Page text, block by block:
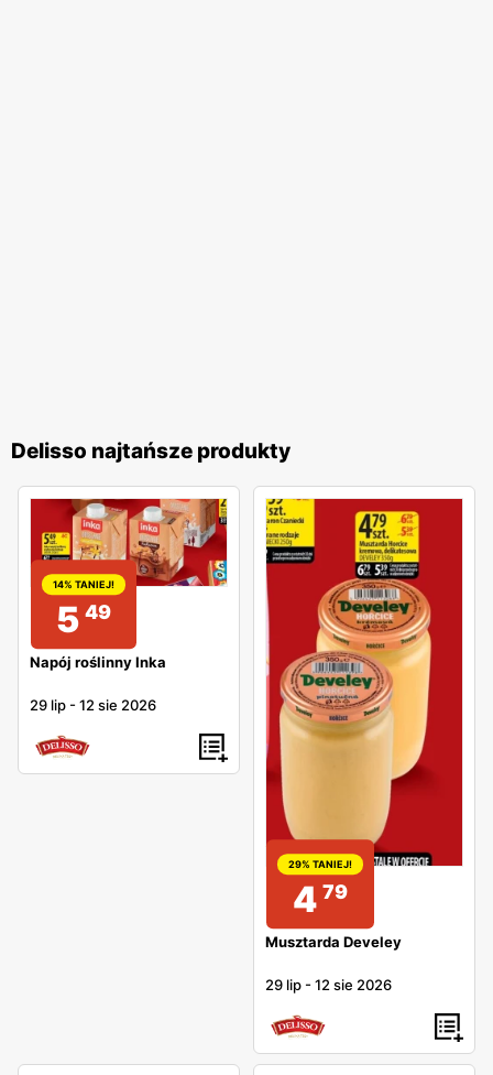
Delisso najtańsze produkty
14% TANIEJ!
5 49
Napój roślinny Inka
29 lip -12 sie 2026
29% TANIEJ!
4 79
Musztarda Develey
29 lip -12 sie 2026